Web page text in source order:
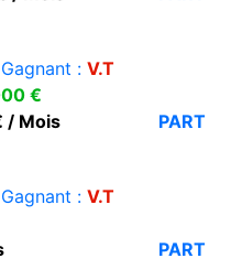
Gagnant : V.T
€
/ Mois
PART
Gagnant : V.T
PART